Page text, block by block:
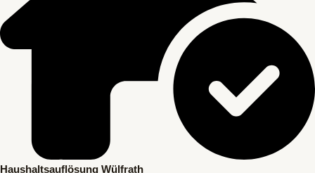
Haushaltsauflösung Wülfrath